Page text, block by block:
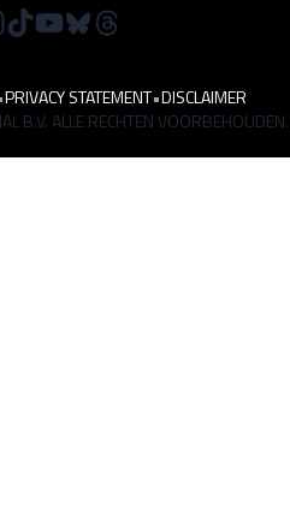
PRIVACY STATEMENT•DISCLAIMER
B.V. ALLE RECHTEN VOORBEHOUDEN.